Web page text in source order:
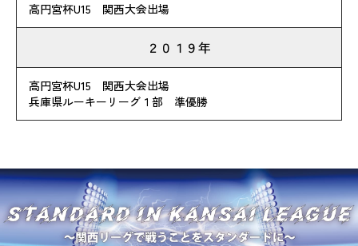
高円宮杯U15 関西大会出場
２０１９年
高円宮杯U15 関西大会出場
兵庫県ルーキーリーグ１部 準優勝